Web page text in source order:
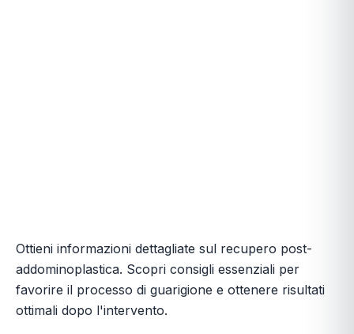
Ottieni informazioni dettagliate sul recupero post-
addominoplastica. Scopri consigli essenziali per
favorire il processo di guarigione e ottenere risultati
ottimali dopo l'intervento.